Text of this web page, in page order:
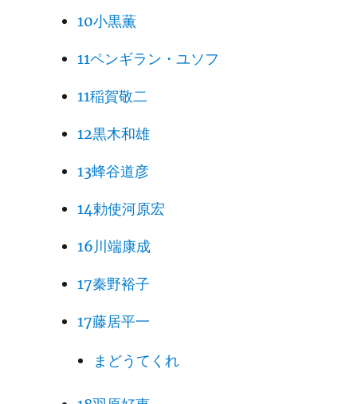
10小黒薫
11ペンギラン・ユソフ
11稲賀敬二
12黒木和雄
13蜂谷道彦
14勅使河原宏
16川端康成
17秦野裕子
17藤居平一
まどうてくれ